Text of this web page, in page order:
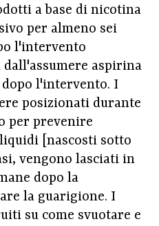
a base di nicotina
per almeno sei
l'intervento
aspirina
l'intervento. I
posizionati durante
per prevenire
[nascosti sotto
vengono lasciati in
dopo la
la guarigione. I
su come svuotare e